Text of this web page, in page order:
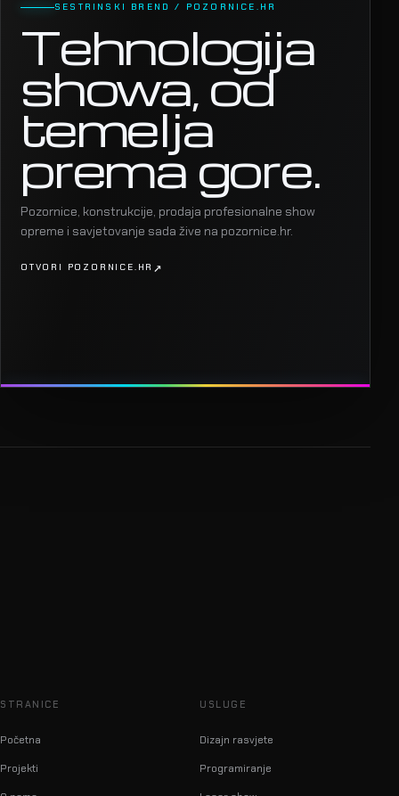
SESTRINSKI BREND / POZORNICE.HR
Tehnologija
showa, od
temelja
prema gore.
Pozornice, konstrukcije, prodaja profesionalne show
opreme i savjetovanje sada žive na pozornice.hr.
OTVORI POZORNICE.HR
STRANICE
Početna
Projekti
USLUGE
Dizajn rasvjete
Programiranje